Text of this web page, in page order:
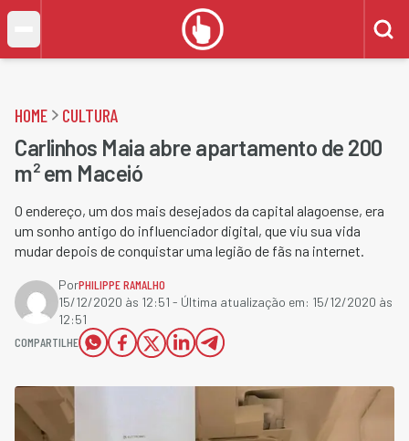
HOME CULTURA
Carlinhos Maia abre apartamento de 200
m² em Maceió
O endereço, um dos mais desejados da capital alagoense, era
um sonho antigo do influenciador digital, que viu sua vida
mudar depois de conquistar uma legião de fãs na internet.
PorPHILIPPE RAMALHO
15/12/2020 às 12:51 - Última atualização em: 15/12/2020 às
12:51
COMPARTILHE